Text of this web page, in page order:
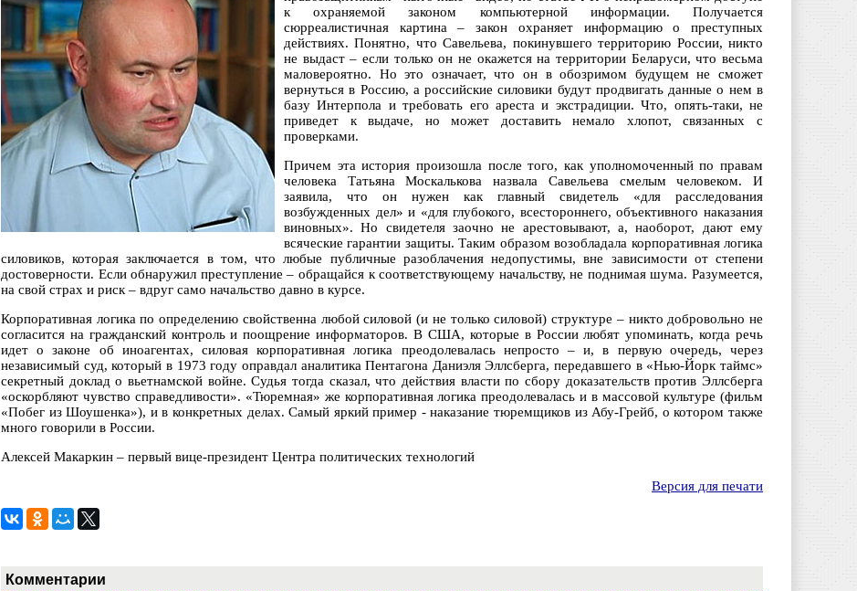
к охраняемой законом компьютерной информации. Получается
сюрреалистичная картина – закон охраняет информацию о преступных
действиях. Понятно, что Савельева, покинувшего территорию России, никто
не выдаст – если только он не окажется на территории Беларуси, что весьма
маловероятно. Но это означает, что он в обозримом будущем не сможет
вернуться в Россию, а российские силовики будут продвигать данные о нем в
базу Интерпола и требовать его ареста и экстрадиции. Что, опять-таки, не
приведет к выдаче, но может доставить немало хлопот, связанных с
проверками.
Причем эта история произошла после того, как уполномоченный по правам
человека Татьяна Москалькова назвала Савельева смелым человеком. И
заявила, что он нужен как главный свидетель «для расследования
возбужденных дел» и «для глубокого, всестороннего, объективного наказания
виновных». Но свидетеля заочно не арестовывают, а, наоборот, дают ему
всяческие гарантии защиты. Таким образом возобладала корпоративная логика
силовиков, которая заключается в том, что любые публичные разоблачения недопустимы, вне зависимости от степени
достоверности. Если обнаружил преступление – обращайся к соответствующему начальству, не поднимая шума. Разумеется,
на свой страх и риск – вдруг само начальство давно в курсе.
Корпоративная логика по определению свойственна любой силовой (и не только силовой) структуре – никто добровольно не
согласится на гражданский контроль и поощрение информаторов. В США, которые в России любят упоминать, когда речь
идет о законе об иноагентах, силовая корпоративная логика преодолевалась непросто – и, в первую очередь, через
независимый суд, который в 1973 году оправдал аналитика Пентагона Даниэля Эллсберга, передавшего в «Нью-Йорк таймс»
секретный доклад о вьетнамской войне. Судья тогда сказал, что действия власти по сбору доказательств против Эллсберга
«оскорбляют чувство справедливости». «Тюремная» же корпоративная логика преодолевалась и в массовой культуре (фильм
«Побег из Шоушенка»), и в конкретных делах. Самый яркий пример - наказание тюремщиков из Абу-Грейб, о котором также
много говорили в России.
Алексей Макаркин – первый вице-президент Центра политических технологий
Версия для печати
Комментарии